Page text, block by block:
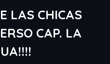
LAS CHICAS
CAP. LA